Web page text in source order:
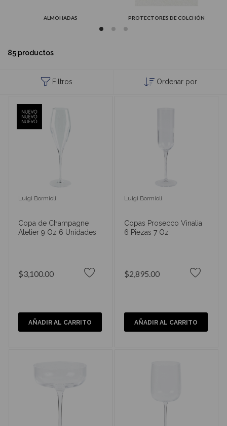
ALMOHADAS PROTECTORES DE COLCHÓN
85 productos
Filtros Ordenar por
Luigi Bormioli
Copa de Champagne
Atelier 9 Oz 6 Unidades
$3,100.00
AÑADIR AL CARRITO
Luigi Bormioli
Copas Prosecco Vinalia
6 Piezas 7 Oz
$2,895.00
AÑADIR AL CARRITO